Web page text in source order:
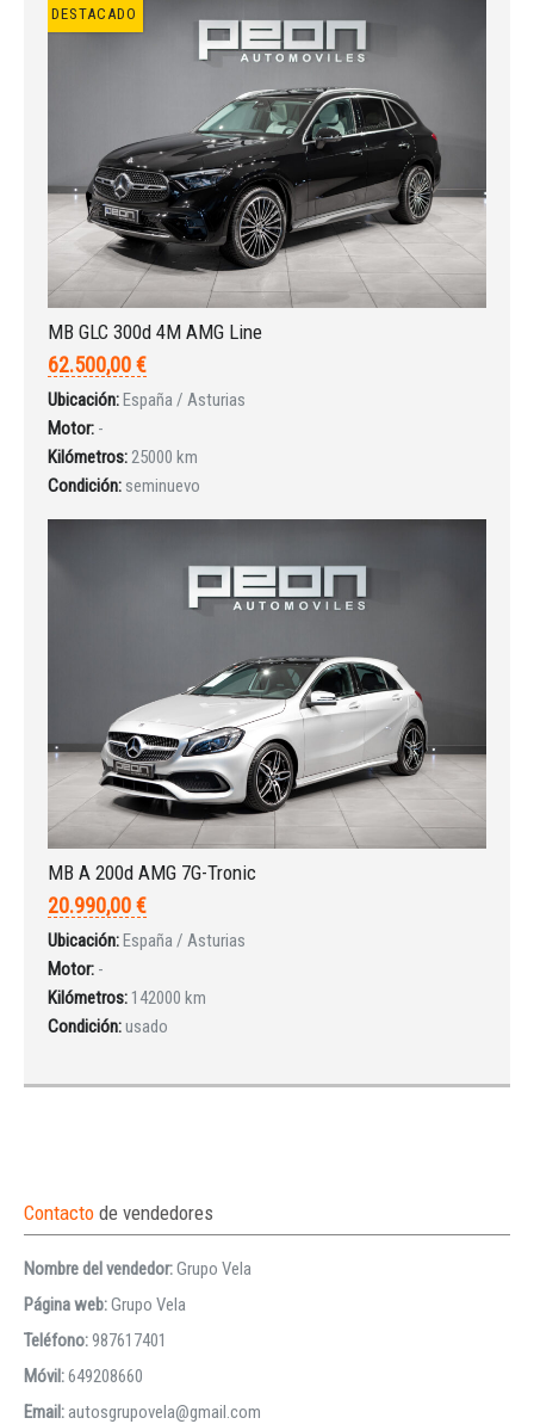
INICIAR SESIÓN
¿Ha olvidado la contraseña?
DESTACADO
MB GLC 300d 4M AMG Line
62.500,00 €
Ubicación:España / Asturias
Motor: -
Kilómetros:25000 km
Condición: seminuevo
MB A 200d AMG 7G-Tronic
20.990,00 €
Ubicación:España / Asturias
Motor: -
Kilómetros: 142000 km
Condición:usado
Contacto de vendedores
Nombre del vendedor:Grupo Vela
Página web:Grupo Vela
Teléfono:987617401
Móvil:649208660
Email:autosgrupovela@gmail.com